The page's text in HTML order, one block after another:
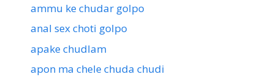
ammu ke chudar golpo
anal sex choti golpo
apake chudlam
apon ma chele chuda chudi